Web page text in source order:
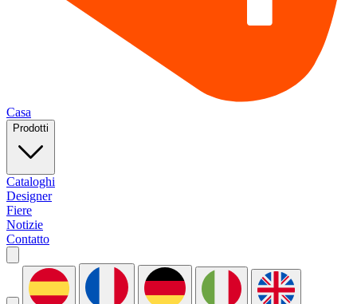
Casa
Prodotti
Cataloghi
Designer
Fiere
Notizie
Contatto